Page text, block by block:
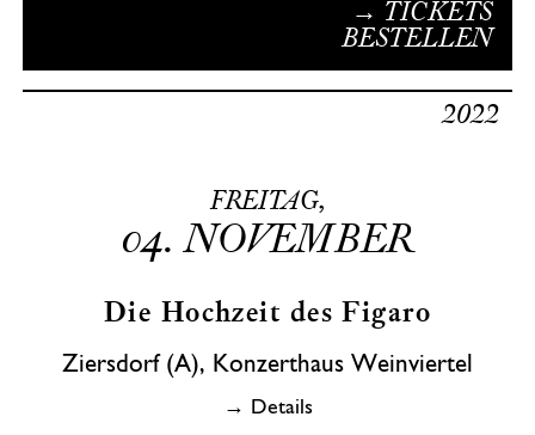
→ TICKETS
BESTELLEN
FREITAG,
04. NOVEMBER
2022
Die Hochzeit des Figaro
Ziersdorf (A), Konzerthaus Weinviertel
→ Details